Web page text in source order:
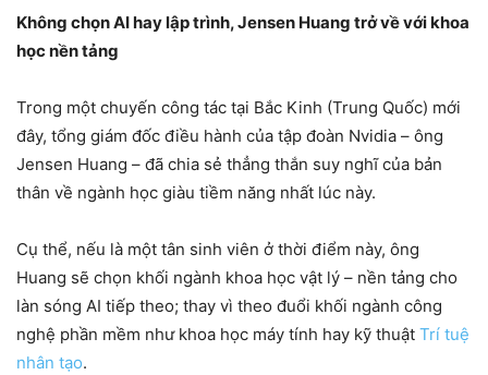
Không chọn AI hay lập trình, Jensen Huang trở về với khoa
học nền tảng
Trong một chuyến công tác tại Bắc Kinh (Trung Quốc) mới
đây, tổng giám đốc điều hành của tập đoàn Nvidia – ông
Jensen Huang – đã chia sẻ thẳng thắn suy nghĩ của bản
thân về ngành học giàu tiềm năng nhất lúc này.
Cụ thể, nếu là một tân sinh viên ở thời điểm này, ông
Huang sẽ chọn khối ngành khoa học vật lý – nền tảng cho
làn sóng AI tiếp theo; thay vì theo đuổi khối ngành công
nghệ phần mềm như khoa học máy tính hay kỹ thuật Trí tuệ
nhân tạo.